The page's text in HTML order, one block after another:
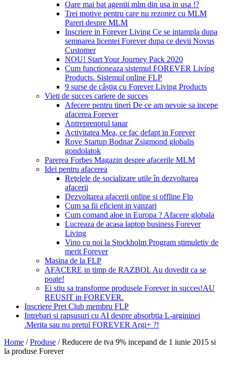
Oare mai bat agentii mlm din usa in usa !?
Trei motive pentru care nu rezonez cu MLM
Pareri despre MLM
Inscriere in Forever Living Ce se intampla dupa
semnarea licentei Forever dupa ce devii Novus
Customer
NOU! Start Your Journey Pack 2020
Cum functioneaza sistemul FOREVER Living
Products. Sistemul online FLP
9 surse de câștig cu Forever Living Products
Vieti de succes cariere de succes
Afecere pentru tineri De ce am nevoie sa incepe
afacerea Forever
Antreprenorul tanar
Activitatea Mea, ce fac defapt in Forever
Rove Startup Bodnar Zsigmond globalis
gondolatok
Parerea Forbes Magazin despre afacerile MLM
Idei pentru afacerea
Reţelele de socializare utile în dezvoltarea
afacerii
Dezvoltarea afacerii online si offline Flp
Cum sa fii eficient in vanzari
Cum comand aloe in Europa ? Afacere globala
Lucreaza de acasa laptop business Forever
Living
Vino cu noi la Stockholm Program stimuletiv de
merit Forever
Masina de la FLP
AFACERE in timp de RAZBOI. Au dovedit ca se
poate!
Ei stiu sa transforme produsele Forever in succes!AU
REUSIT in FOREVER.
Inscriere Pret Club membru FLP
Intrebari si rapsusuri cu AI despre absorbtia L-argininei
.Merita sau nu pretul FOREVER Argi+ ?!
Home / Produse / Reducere de tva 9% incepand de 1 iunie 2015 si
la produse Forever